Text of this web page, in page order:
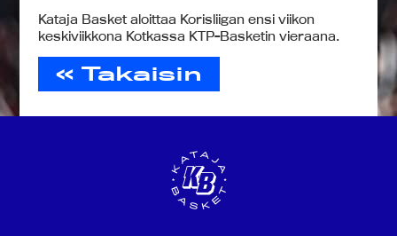
Kataja Basket aloittaa Korisliigan ensi viikon
keskiviikkona Kotkassa KTP-Basketin vieraana.
« Takaisin